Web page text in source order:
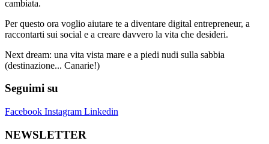
cambiata.
Per questo ora voglio aiutare te a diventare digital entrepreneur, a
raccontarti sui social e a creare davvero la vita che desideri.
Next dream: una vita vista mare e a piedi nudi sulla sabbia
(destinazione... Canarie!)
Seguimi su
Facebook Instagram Linkedin
NEWSLETTER